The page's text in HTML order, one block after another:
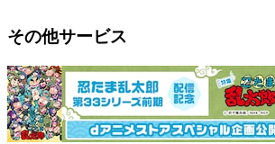
その他サービス